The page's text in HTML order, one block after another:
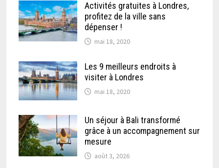
Activités gratuites à Londres,
profitez de la ville sans
dépenser !
mai 18, 2020
Les 9 meilleurs endroits à
visiter à Londres
mai 18, 2020
Un séjour à Bali transformé
grâce à un accompagnement sur
mesure
août 3, 2026